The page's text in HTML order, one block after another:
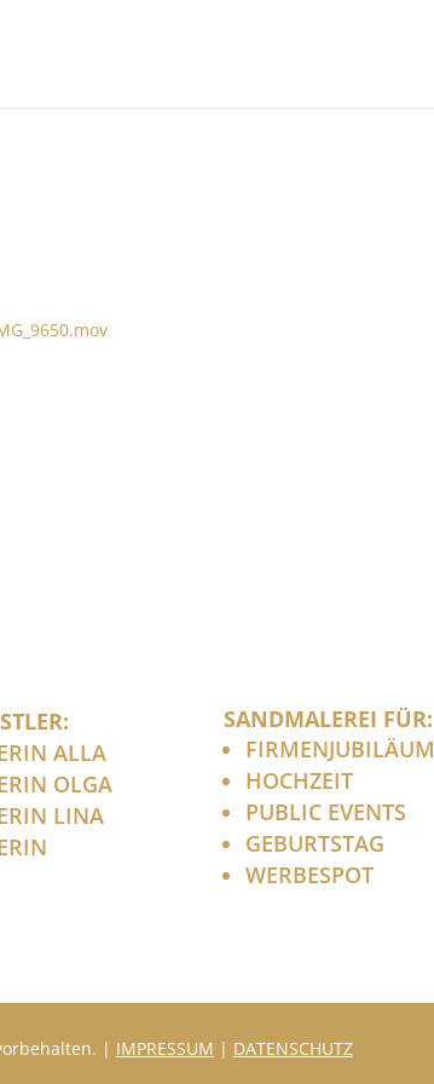
ALLA
OLGA
LINA
SANDMALEREI FÜR:
FIRMENJUBILÄUM
HOCHZEIT
PUBLIC EVENTS
GEBURTSTAG
WERBESPOT
| IMPRESSUM | DATENSCHUTZ